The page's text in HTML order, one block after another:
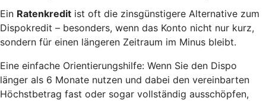
Ein Ratenkredit ist oft die zinsgünstigere Alternative zum
Dispokredit – besonders, wenn das Konto nicht nur kurz,
sondern für einen längeren Zeitraum im Minus bleibt.
Eine einfache Orientierungshilfe: Wenn Sie den Dispo
länger als 6 Monate nutzen und dabei den vereinbarten
Höchstbetrag fast oder sogar vollständig ausschöpfen,